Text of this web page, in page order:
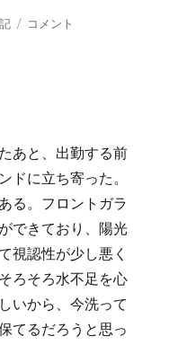
自
コメント
あと、出勤する前
ドに立ち寄った。
る。フロントガラ
できており、陽光
視認性が少し悪く
ろそろ水不足を心
いから、今洗って
てるだろうと思っ